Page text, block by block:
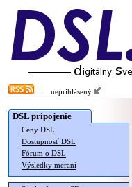
neprihlásený
DSL pripojenie
Ceny DSL
Dostupnosť DSL
Fórum o DSL
Výsledky meraní